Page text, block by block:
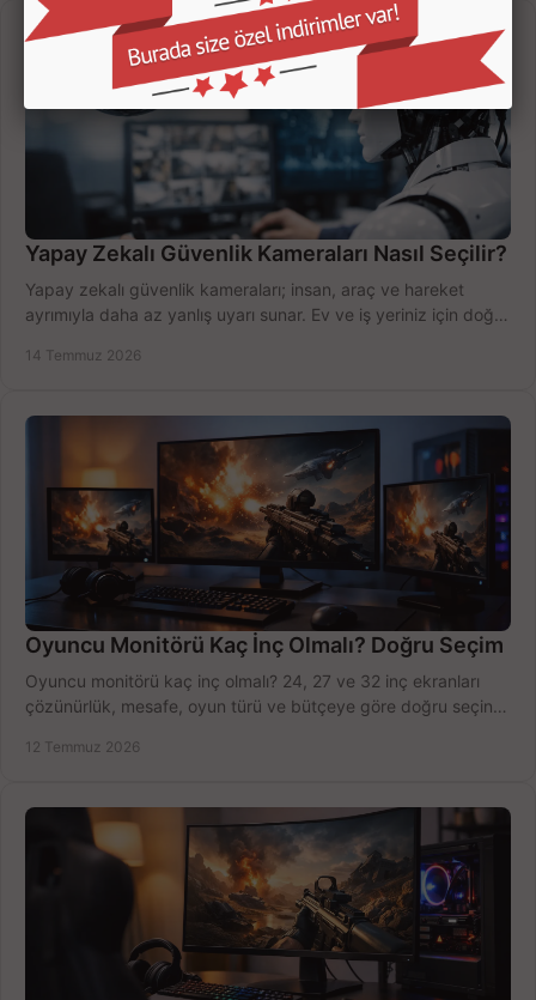
Yapay Zekalı Güvenlik Kameraları Nasıl Seçilir?
Yapay zekalı güvenlik kameraları; insan, araç ve hareket
ayrımıyla daha az yanlış uyarı sunar. Ev ve iş yeriniz için doğru
14 Temmuz 2026
Oyuncu Monitörü Kaç İnç Olmalı? Doğru Seçim
Oyuncu monitörü kaç inç olmalı? 24, 27 ve 32 inç ekranları
çözünürlük, mesafe, oyun türü ve bütçeye göre doğru seçin,
12 Temmuz 2026